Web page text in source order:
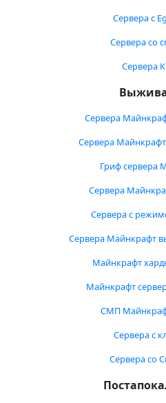
Сервера с
Сервера со
Сервера
Сервера
Сервера
Гриф сервера
Сервера
Сервера с
Сервера Майнкрафт
Майнкрафт
Майнкрафт
СМП
Сервера с
Сервера со